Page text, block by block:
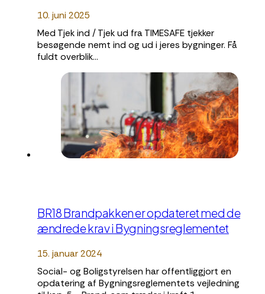
10. juni 2025
Med Tjek ind / Tjek ud fra TIMESAFE tjekker
besøgende nemt ind og ud i jeres bygninger. Få
fuldt overblik…
BR18 Brandpakken er opdateret med de
ændrede krav i Bygningsreglementet
15. januar 2024
Social- og Boligstyrelsen har offentliggjort en
opdatering af Bygningsreglementets vejledning